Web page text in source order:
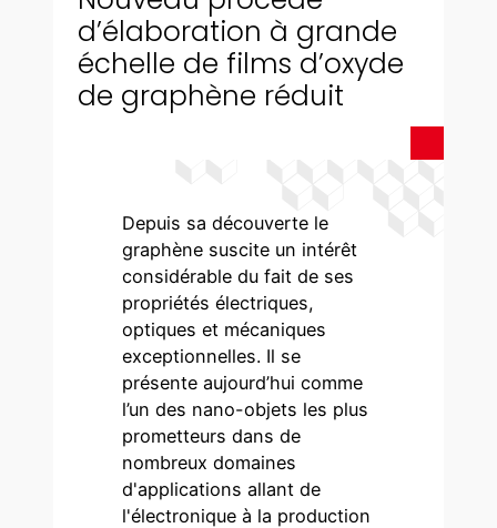
d’élaboration à grande
échelle de films d’oxyde
de graphène réduit
Depuis sa découverte le
graphène suscite un intérêt
considérable du fait de ses
propriétés électriques,
optiques et mécaniques
exceptionnelles. Il se
présente aujourd’hui comme
l’un des nano-objets les plus
prometteurs dans de
nombreux domaines
d'applications allant de
l'électronique à la production